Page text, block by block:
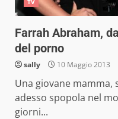
TV
Farrah Abraham,
del porno
sally 10 Maggio 2013
Una giovane mamma,
adesso spopola nel
giorni...